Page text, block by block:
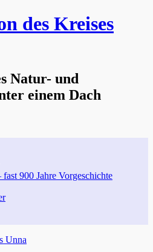
des Kreises
Natur- und
einem Dach
900 Jahre Vorgeschichte